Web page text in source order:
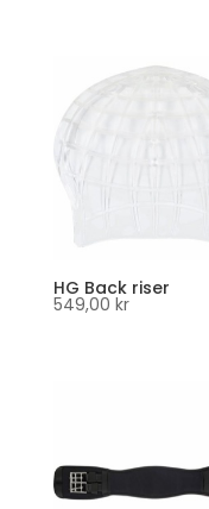
HG Back riser
549,00 kr